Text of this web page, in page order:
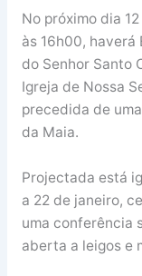
No próximo dia
às 16h00, haverá
do Senhor Santo
Igreja de Nossa
precedida de
da Maia.
Projectada está
a 22 de janeiro,
uma conferência
aberta a leigos e